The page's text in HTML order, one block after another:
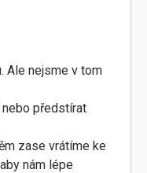
Ale nejsme v tom
předstírat
zase vrátíme ke
nám lépe